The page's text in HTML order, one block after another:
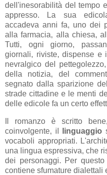
dell'inesorabilità del tempo
appresso. La sua
accadeva anni fa, uno dei
alla farmacia, alla chiesa,
Tutti, ogni giorno,
giornali, riviste, dispense
nevralgico del
della notizia, del
segnato dalla sparizione
strade cittadine e le menti
delle edicole fa un certo
Il romanzo è scritto
coinvolgente, il
linguaggio
vocaboli appropriati.
una lingua espressiva, che
dei personaggi. Per
contiene sfumature